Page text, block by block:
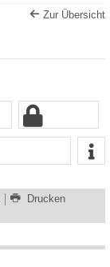
Zur Übersicht
Drucken